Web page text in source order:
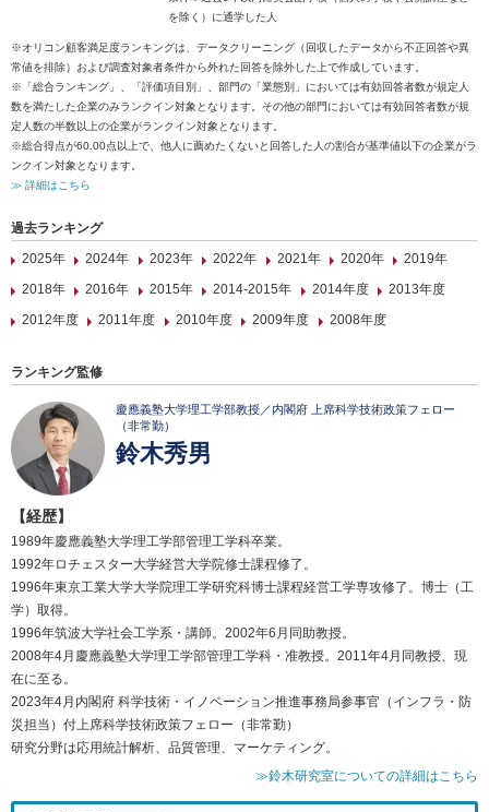
を除く）に通学した人
※オリコン顧客満足度ランキングは、データクリーニング（回収したデータから不正回答や異
常値を排除）および調査対象者条件から外れた回答を除外した上で作成しています。
※「総合ランキング」、「評価項目別」、部門の「業態別」においては有効回答者数が規定人
数を満たした企業のみランクイン対象となります。その他の部門においては有効回答者数が規
定人数の半数以上の企業がランクイン対象となります。
※総合得点が60.00点以上で、他人に薦めたくないと回答した人の割合が基準値以下の企業がラ
ンクイン対象となります。
≫ 詳細はこちら
過去ランキング
2025年
2024年 2023年 2022年 2021年 2020年
2019年
2018年
2016年 2015年 2014-2015年 2014年度
2013年度
2012年度
2011年度 2010年度 2009年度 2008年度
ランキング監修
慶應義塾大学理工学部教授／内閣府 上席科学技術政策フェロー
（非常勤）
鈴木秀男
【経歴】
1989年慶應義塾大学理工学部管理工学科卒業。
1992年ロチェスター大学経営大学院修士課程修了。
1996年東京工業大学大学院理工学研究科博士課程経営工学専攻修了。博士（工
学）取得。
1996年筑波大学社会工学系・講師。2002年6月同助教授。
2008年4月慶應義塾大学理工学部管理工学科・准教授。2011年4月同教授、現
在に至る。
2023年4月内閣府 科学技術・イノベーション推進事務局参事官（インフラ・防
災担当）付上席科学技術政策フェロー（非常勤）
研究分野は応用統計解析、品質管理、マーケティング。
≫鈴木研究室についての詳細はこちら